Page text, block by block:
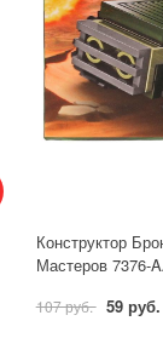
Конструктор
Мастеров 7376-
107 руб. 59 руб.